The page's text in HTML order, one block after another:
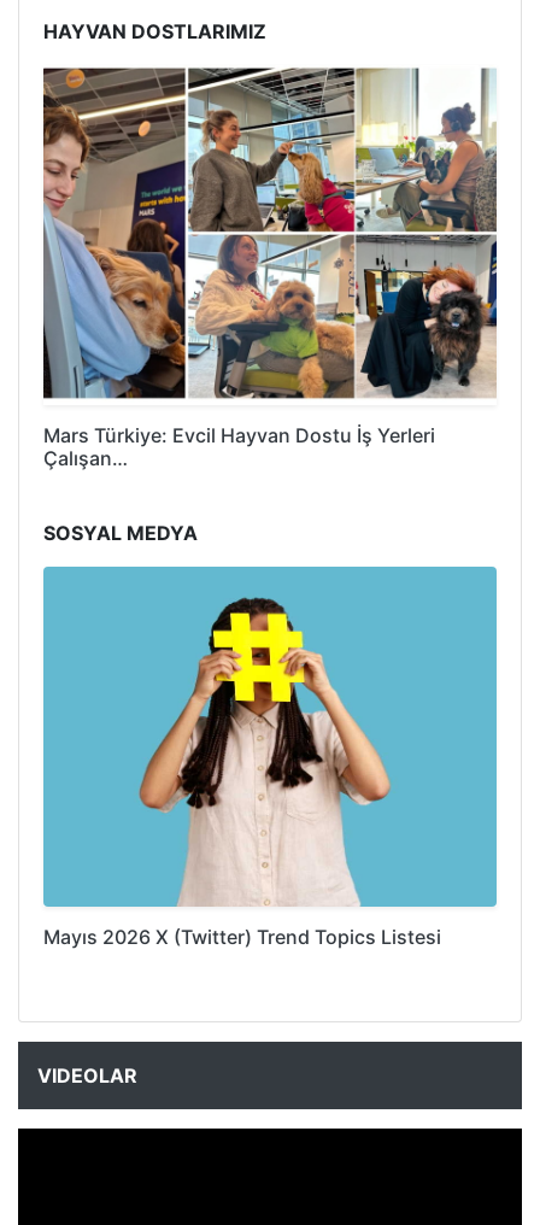
HAYVAN DOSTLARIMIZ
Mars Türkiye: Evcil Hayvan Dostu İş Yerleri
Çalışan…
SOSYAL MEDYA
Mayıs 2026 X (Twitter) Trend Topics Listesi
VIDEOLAR